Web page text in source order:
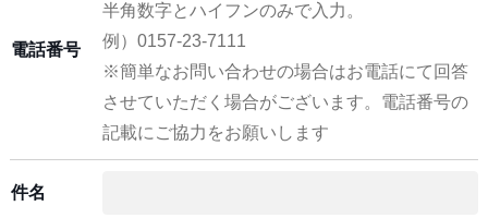
電話番号
半角数字とハイフンのみで入力。
例）0157-23-7111
※簡単なお問い合わせの場合はお電話にて回答
させていただく場合がございます。電話番号の
記載にご協力をお願いします
件名